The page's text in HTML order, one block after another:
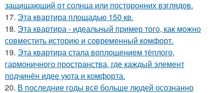
защищающий от солнца или посторонних взглядов.
17. Эта квартира площадью 150 кв.
18. Эта квартира - идеальный пример того, как можно
совместить историю и современный комфорт.
19. Эта квартира стала воплощением тёплого,
гармоничного пространства, где каждый элемент
подчинён идее уюта и комфорта.
20. В последние годы всё больше людей осознанно